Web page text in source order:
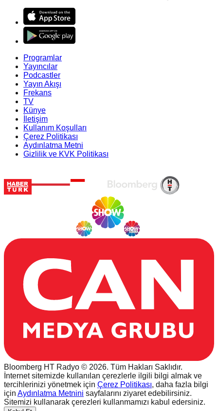
Programlar
Yayıncılar
Podcastler
Yayın Akışı
Frekans
TV
Künye
İletişim
Kullanım Koşulları
Çerez Politikası
Aydınlatma Metni
Gizlilik ve KVK Politikası
Bloomberg HT Radyo © 2026. Tüm Hakları Saklıdır.
İnternet sitemizde kullanılan çerezlerle ilgili bilgi almak ve
tercihlerinizi yönetmek için Çerez Politikası, daha fazla bilgi
için Aydınlatma Metnini sayfalarını ziyaret edebilirsiniz.
Sitemizi kullanarak çerezleri kullanmamızı kabul edersiniz.